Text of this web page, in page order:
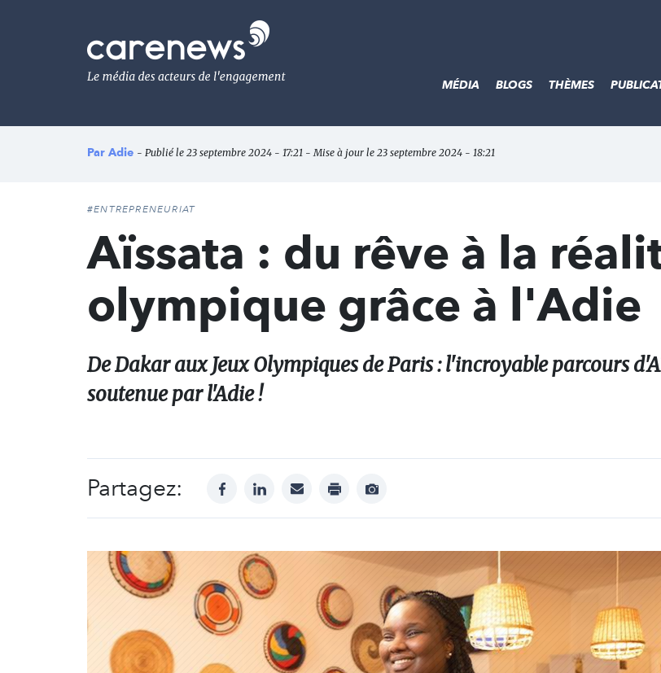
Le
média
de
l'engagement
MÉDIA BLOGS THÈMES
Par Adie - Publié le 23 septembre 2024 - 17:21 - Mise à jour le 23 septembre 2024 - 18:21
#ENTREPRENEURIAT
Aïssata : du rêve à la
olympique grâce à l'Adie
De Dakar aux Jeux Olympiques de Paris : l'incroyable parcours
soutenue par l'Adie !
Partagez: facebooklinkedinmail print
Afficher